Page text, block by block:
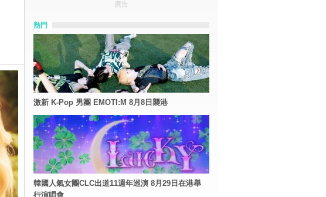
廣告
熱門
激新 K-Pop 男團 EMOTI:M 8月8日襲港
韓國人氣女團CLC出道11週年巡演 8月29日在港舉
行演唱會